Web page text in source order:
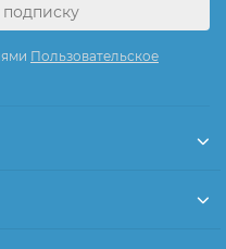
Пользовательское